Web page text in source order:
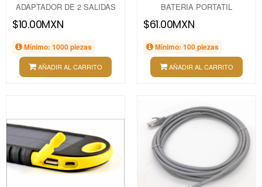
ADAPTADOR DE 2 SALIDAS
$10.00MXN
Mínimo: 1000 piezas
AÑADIR AL CARRITO
BATERIA PORTATIL
$61.00MXN
Mínimo: 100 piezas
AÑADIR AL CARRITO